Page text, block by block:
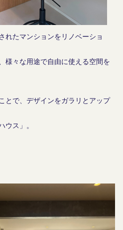
れたマンションをリノベーショ
様々な用途で自由に使える空間を
とで、デザインをガラリとアップ
ウス」。